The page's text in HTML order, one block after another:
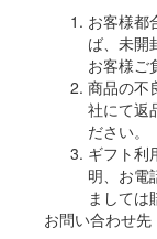
お客様都
ば、未開
お客様ご
商品の不
社にて返
ださい。
ギフト利
明、お電
ましては
お問い合わせ先